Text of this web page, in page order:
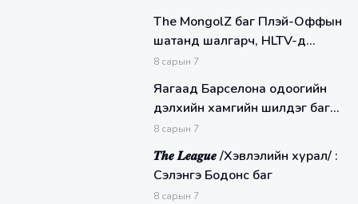
The MongolZ баг Плэй-Оффын
шатанд шалгарч, HLTV-д
чансаа ахилаа
8 сарын 7
Яагаад Барселона одоогийн
дэлхийн хамгийн шилдэг баг
бэ?
8 сарын 7
𝑻𝒉𝒆 𝑳𝒆𝒂𝒈𝒖𝒆 /Хэвлэлийн хурал/ :
Сэлэнгэ Бодонс баг
8 сарын 7